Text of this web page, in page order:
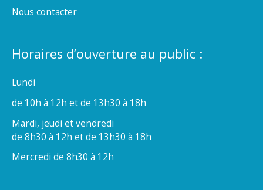
Nous contacter
Horaires d’ouverture au public :
Lundi
de 10h à 12h et de 13h30 à 18h
Mardi, jeudi et vendredi
de 8h30 à 12h et de 13h30 à 18h
Mercredi de 8h30 à 12h